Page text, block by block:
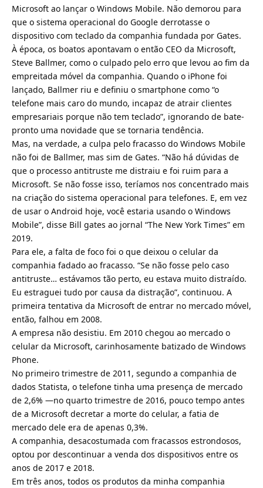
Microsoft ao lançar o Windows Mobile. Não demorou para
que o sistema operacional do Google derrotasse o
dispositivo com teclado da companhia fundada por Gates.
À época, os boatos apontavam o então CEO da Microsoft,
Steve Ballmer, como o culpado pelo erro que levou ao fim da
empreitada móvel da companhia. Quando o iPhone foi
lançado, Ballmer riu e definiu o smartphone como “o
telefone mais caro do mundo, incapaz de atrair clientes
empresariais porque não tem teclado”, ignorando de bate-
pronto uma novidade que se tornaria tendência.
Mas, na verdade, a culpa pelo fracasso do Windows Mobile
não foi de Ballmer, mas sim de Gates. “Não há dúvidas de
que o processo antitruste me distraiu e foi ruim para a
Microsoft. Se não fosse isso, teríamos nos concentrado mais
na criação do sistema operacional para telefones. E, em vez
de usar o Android hoje, você estaria usando o Windows
Mobile”, disse Bill gates ao jornal “The New York Times” em
2019.
Para ele, a falta de foco foi o que deixou o celular da
companhia fadado ao fracasso. “Se não fosse pelo caso
antitruste… estávamos tão perto, eu estava muito distraído.
Eu estraguei tudo por causa da distração”, continuou. A
primeira tentativa da Microsoft de entrar no mercado móvel,
então, falhou em 2008.
A empresa não desistiu. Em 2010 chegou ao mercado o
celular da Microsoft, carinhosamente batizado de Windows
Phone.
No primeiro trimestre de 2011, segundo a companhia de
dados Statista, o telefone tinha uma presença de mercado
de 2,6% —no quarto trimestre de 2016, pouco tempo antes
de a Microsoft decretar a morte do celular, a fatia de
mercado dele era de apenas 0,3%.
A companhia, desacostumada com fracassos estrondosos,
optou por descontinuar a venda dos dispositivos entre os
anos de 2017 e 2018.
Em três anos, todos os produtos da minha companhia